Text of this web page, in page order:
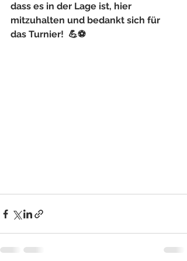
dass es in der Lage ist, hier
mitzuhalten und bedankt sich für
das Turnier!  💪⚽️